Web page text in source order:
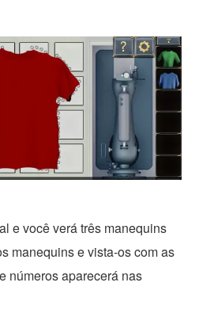
e você verá três manequins
manequins e vista-os com as
números aparecerá nas